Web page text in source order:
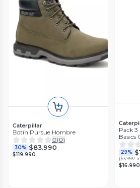
Caterpillar
Botín Pursue Hombre
0(0)
30% $83.990
$119.990
Pack 3
Basics
29%
($3.997
$16.990